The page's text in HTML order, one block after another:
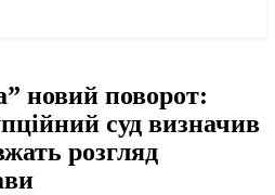
новий поворот:
суд визначив
розгляд